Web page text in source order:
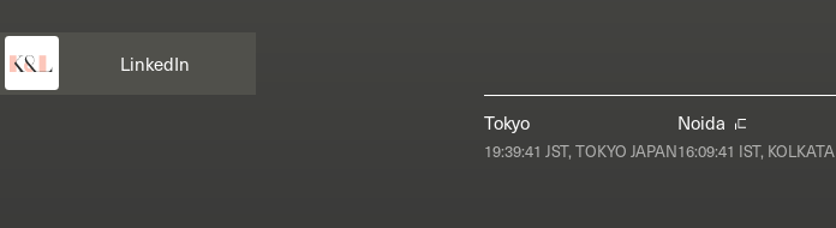
LinkedIn
Tokyo
19:39:43 JST, TOKYO JAPAN
Noida
16:09:43 IST,